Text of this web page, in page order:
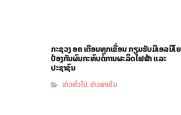
ກະຊວງ ອຄ ເຕືອນທຸກເຂື່ອນ ກຽມຮັບມືເອລນີໂຍ
ປ້ອງກັນຜົນກະທົບຕໍ່ການຜະລິດໄຟຟ້າ ແລະ
ປະຊາຊົນ
ຂ່າວທົ່ວໄປ, ຂ່າວພາຍໃນ